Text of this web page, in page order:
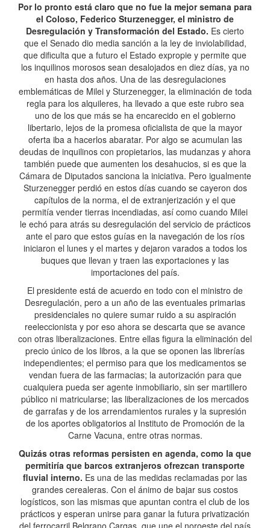
Por lo pronto está claro que no fue la mejor semana para
el Coloso, Federico Sturzenegger, el ministro de
Desregulación y Transformación del Estado. Es cierto
que el Senado dio media sanción a la ley de inviolabilidad,
que dificulta que a futuro el Estado expropie y permite que
los inquilinos morosos sean desalojados en diez días, ya no
en hasta dos años. Una de las desregulaciones
emblemáticas de Milei y Sturzenegger, la eliminación de toda
regla para los alquileres, ha llevado a que este rubro sea
uno de los que más se ha encarecido en el gobierno
libertario, lejos de la promesa oficialista de que la mayor
oferta iba a hacerlos abaratar. Por algo se acumulan las
deudas de inquilinos con propietarios, las mudanzas y ahora
también puede que aumenten los desahucios, si es que la
Cámara de Diputados sanciona la iniciativa. Pero igualmente
Sturzenegger perdió en estos días cuando se cayeron dos
capítulos de la norma, el de extranjerización y el que
permitía vender tierras incendiadas, así como cuando Milei
le echó para atrás su desregulación del servicio de prácticos
ante el paro que estos guías en la navegación de los ríos
iniciaron el lunes y el martes y dejaron varados a todos los
buques que llevan y traen las exportaciones y las
importaciones del país.
El presidente está de acuerdo en todo con el ministro de
Desregulación, pero a un año de las eventuales primarias
presidenciales no quiere sumar ruido a su aspiración
reeleccionista y por eso ahora se descarta que se avance
con otras liberalizaciones. Entre ellas figura la eliminación del
precio único de los libros, a la que se oponen las librerías
independientes; el permiso para que los medicamentos se
vendan fuera de las farmacias; la autorización para que
cualquiera pueda ser agente inmobiliario, sin ser martillero
público ni matricularse; las liberalizaciones de los mercados
de garrafas y de los arrendamientos rurales y la supresión
de los aportes obligatorios al Instituto de Promoción de la
Carne Vacuna, entre otras normas.
Quizás otras reformas persisten en agenda, como la que
permitiría que barcos extranjeros ofrezcan transporte
fluvial interno. Es una de las medidas reclamadas por las
grandes cerealeras. Con el ánimo de bajar sus costos
logísticos, son las mismas que apuntan contra el club de los
prácticos y esperan unirse para ganar la futura privatización
del ferrocarril Belgrano Cargas, que une el noroeste del país